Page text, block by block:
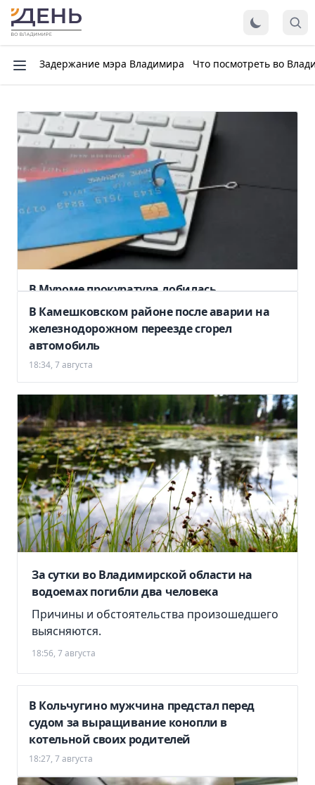
Задержание мэра Владимира Что посмотреть во
В Муроме прокуратура добилась
компенсации в три миллиона рублей для
матери героя СВО, пострадавшего от
мошенников
18:43, 7 августа
В Камешковском районе после аварии на
железнодорожном переезде сгорел
автомобиль
18:34, 7 августа
За сутки во Владимирской области на
водоемах погибли два человека
Причины и обстоятельства произошедшего
выясняются.
18:56, 7 августа
В Кольчугино мужчина предстал перед
судом за выращивание конопли в
котельной своих родителей
18:27, 7 августа